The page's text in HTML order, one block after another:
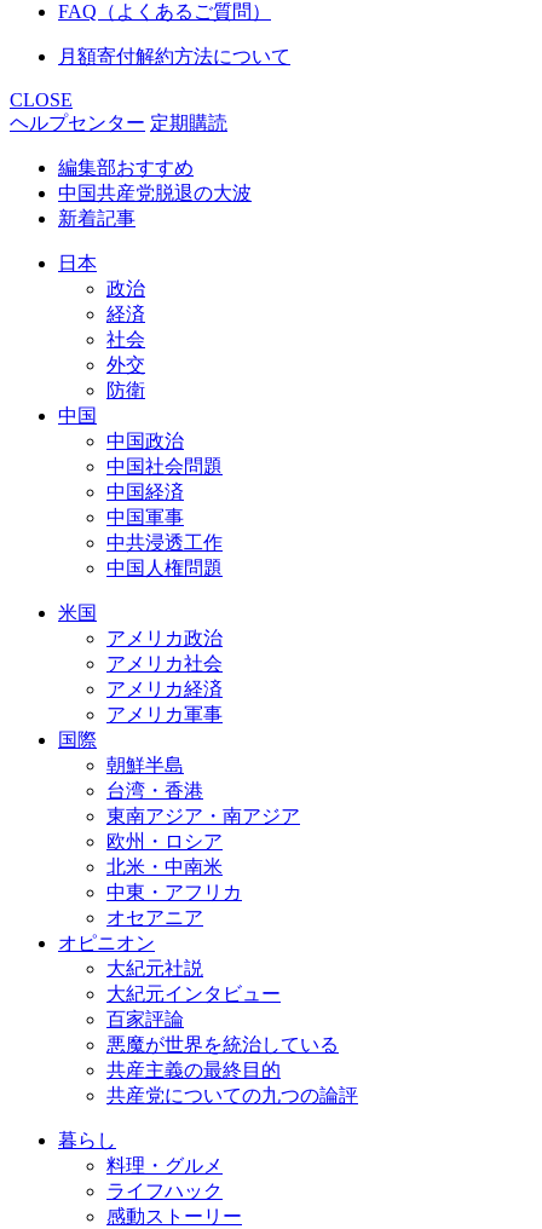
FAQ（よくあるご質問）
月額寄付解約方法について
CLOSE
ヘルプセンター 定期購読
編集部おすすめ
中国共産党脱退の大波
新着記事
日本
政治
経済
社会
外交
防衛
中国
中国政治
中国社会問題
中国経済
中国軍事
中共浸透工作
中国人権問題
米国
アメリカ政治
アメリカ社会
アメリカ経済
アメリカ軍事
国際
朝鮮半島
台湾・香港
東南アジア・南アジア
欧州・ロシア
北米・中南米
中東・アフリカ
オセアニア
オピニオン
大紀元社説
大紀元インタビュー
百家評論
悪魔が世界を統治している
共産主義の最終目的
共産党についての九つの論評
暮らし
料理・グルメ
ライフハック
感動ストーリー